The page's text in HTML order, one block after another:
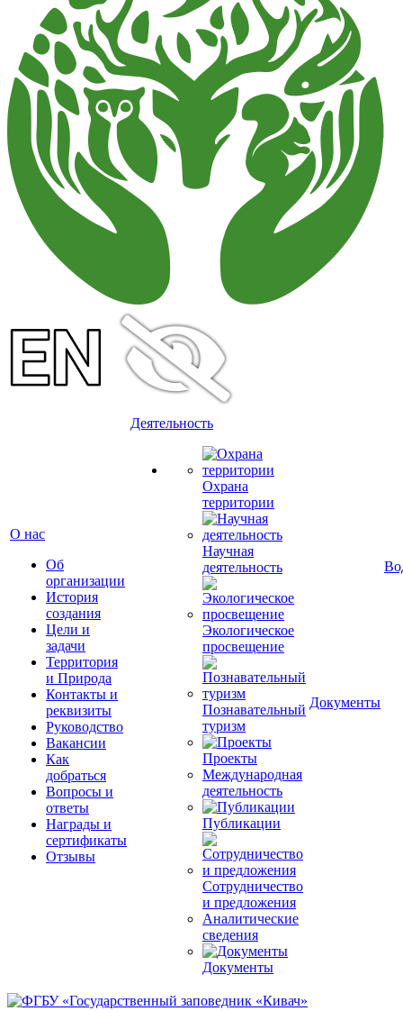
О нас
Об
организации
История
создания
Цели и
задачи
Территория
и Природа
Контакты и
реквизиты
Руководство
Вакансии
Как
добраться
Вопросы и
ответы
Награды и
сертификаты
Отзывы
Деятельность
Охрана
территории
Научная
деятельность
Экологическое
просвещение
Познавательный
туризм
Проекты
Международная
деятельность
Публикации
Сотрудничество
и предложения
Аналитические
сведения
Документы
Документы